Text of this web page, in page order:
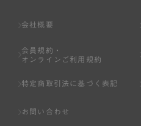
会社概要
会員規約・
オンラインご利用規約
特定商取引法に基づく表記
お問い合わせ